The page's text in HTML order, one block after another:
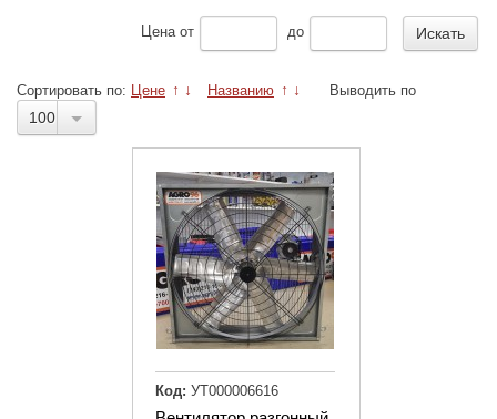
Ценаот до
Сортировать по: Цене ↑ ↓ Названию ↑ ↓ Выводить по
100
Код: УТ000006616